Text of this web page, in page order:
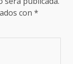
con *